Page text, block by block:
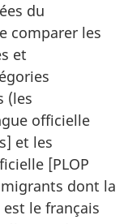
du
comparer les
et
(les
officielle
et les
[PLOP
dont la
le français